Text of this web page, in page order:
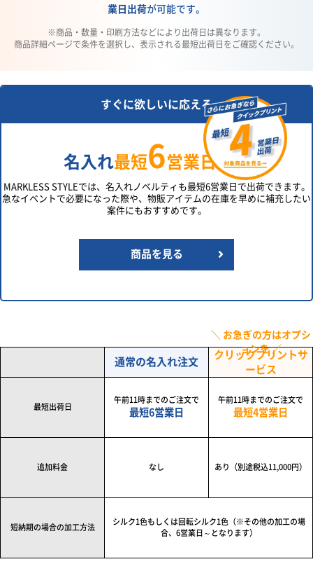
業日出荷が可能です。
商品・数量・印刷方法などにより出荷日は異なります。
商品詳細ページで条件を選択し、表示される最短出荷日をご確認ください。
すぐに欲しいに応える
名入れ最短6営業日出荷
MARKLESS STYLEでは、名入れノベルティも最短6営業日で出荷できます。
急なイベントで必要になった際や、物販アイテムの在庫を早めに補充したい
案件にもおすすめです。
商品を見る
通常の名入れ注文
＼ お急ぎの方はオプシ
ョンを ／
クリックプリントサ
ービス
最短出荷日
午前11時までのご注文で
最短6営業日
午前11時までのご注文で
最短4営業日
追加料金 なし あり（別途税込11,000円）
短納期の場合の加工方法
シルク1色もしくは回転シルク1色（※その他の加工の場
合、6営業日～となります）